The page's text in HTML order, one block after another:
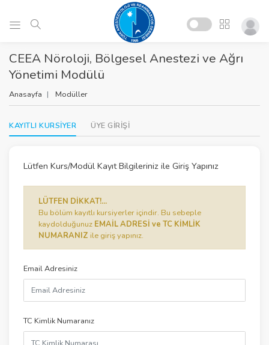
CEEA Nöroloji, Bölgesel Anestezi ve Ağrı
Yönetimi Modülü
Anasayfa Modüller
KAYITLI KURSİYER ÜYE GİRİŞİ
Lütfen Kurs/Modül Kayıt Bilgileriniz ile Giriş Yapınız
LÜTFEN DİKKAT!...
Bu bölüm kayıtlı kursiyerler içindir. Bu sebeple
kaydolduğunuz EMAİL ADRESİ ve TC KİMLİK
NUMARANIZ ile giriş yapınız.
Email Adresiniz
TC Kimlik Numaranız